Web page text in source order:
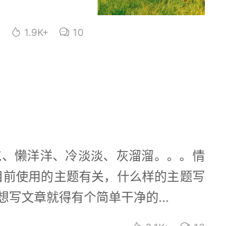
1.9K+ 10
懒洋洋、冷淡淡、灰溜溜。。。情
使用的主题有关，什么样的主题写
写文章就得有个简单干净的...